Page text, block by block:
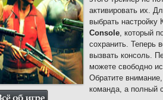
активировать их.
выбрать
Console, который
сохранить. Теперь
вызвать консоль.
можете свободно
Обратите
команда, а полный